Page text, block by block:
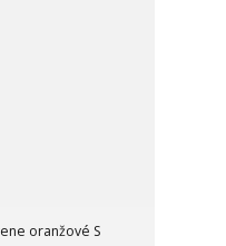
oranžové S